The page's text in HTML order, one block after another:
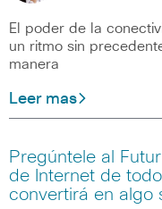
El poder de la
un ritmo sin
manera
Leer mas
Pregúntele al
de Internet de
convertirá en algo